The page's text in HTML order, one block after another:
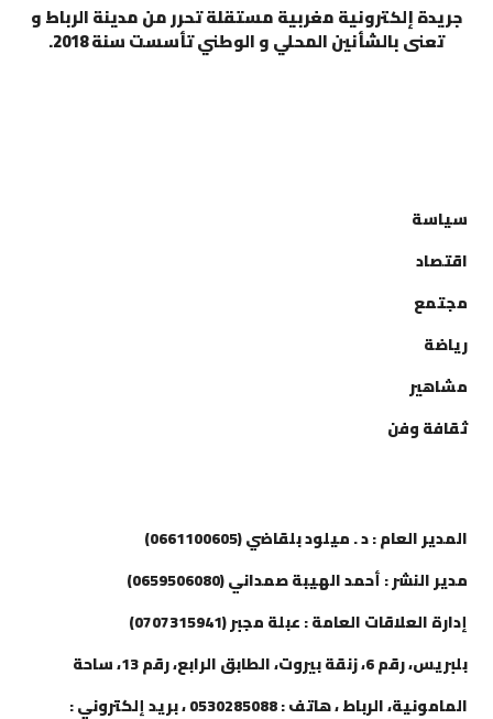
جريدة إلكترونية مغربية مستقلة تحرر من مدينة الرباط و
تعنى بالشأنين المحلي و الوطني تأسست سنة 2018.
سياسة
اقتصاد
مجتمع
رياضة
مشاهير
ثقافة وفن
المدير العام : د . ميلود بلقاضي (0661100605)
مدير النشر : أحمد الهيبة صمداني (0659506080)
إدارة العلاقات العامة : عبلة مجبر (0707315941)
بلبريس، رقم 6، زنقة بيروت، الطابق الرابع، رقم 13، ساحة
المامونية، الرباط ، هاتف : 0530285088 ، بريد إلكتروني :